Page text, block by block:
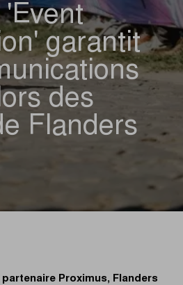
garantit
des
Flanders
Proximus, Flanders